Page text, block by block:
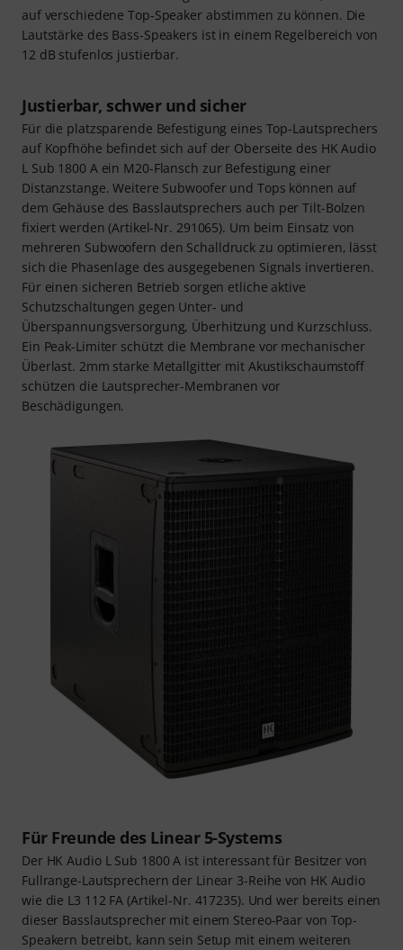
auf verschiedene Top-Speaker abstimmen zu können. Die
Lautstärke des Bass-Speakers ist in einem Regelbereich von
12 dB stufenlos justierbar.
Justierbar, schwer und sicher
Für die platzsparende Befestigung eines Top-Lautsprechers
auf Kopfhöhe befindet sich auf der Oberseite des HK Audio
L Sub 1800 A ein M20-Flansch zur Befestigung einer
Distanzstange. Weitere Subwoofer und Tops können auf
dem Gehäuse des Basslautsprechers auch per Tilt-Bolzen
fixiert werden (Artikel-Nr. 291065). Um beim Einsatz von
mehreren Subwoofern den Schalldruck zu optimieren, lässt
sich die Phasenlage des ausgegebenen Signals invertieren.
Für einen sicheren Betrieb sorgen etliche aktive
Schutzschaltungen gegen Unter- und
Überspannungsversorgung, Überhitzung und Kurzschluss.
Ein Peak-Limiter schützt die Membrane vor mechanischer
Überlast. 2mm starke Metallgitter mit Akustikschaumstoff
schützen die Lautsprecher-Membranen vor
Beschädigungen.
Für Freunde des Linear 5-Systems
Der HK Audio L Sub 1800 A ist interessant für Besitzer von
Fullrange-Lautsprechern der Linear 3-Reihe von HK Audio
wie die L3 112 FA (Artikel-Nr. 417235). Und wer bereits einen
dieser Basslautsprecher mit einem Stereo-Paar von Top-
Speakern betreibt, kann sein Setup mit einem weiteren